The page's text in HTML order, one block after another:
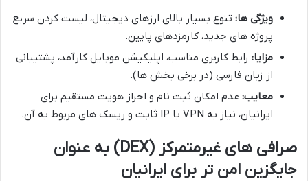
ویژگی ها: تنوع بسیار بالای ارزهای دیجیتال، لیست کردن سریع
پروژه های جدید، کارمزدهای پایین.
مزایا: رابط کاربری مناسب، اپلیکیشن موبایل کارآمد، پشتیبانی
از زبان فارسی (در برخی بخش ها).
معایب: عدم امکان ثبت نام و احراز هویت مستقیم برای
ایرانیان، نیاز به VPN با IP ثابت و ریسک های مربوط به آن.
صرافی های غیرمتمرکز (DEX) به عنوان
جایگزین امن تر برای ایرانیان